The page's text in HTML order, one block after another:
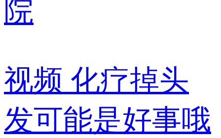
院
视频 化疗掉头
发可能是好事哦